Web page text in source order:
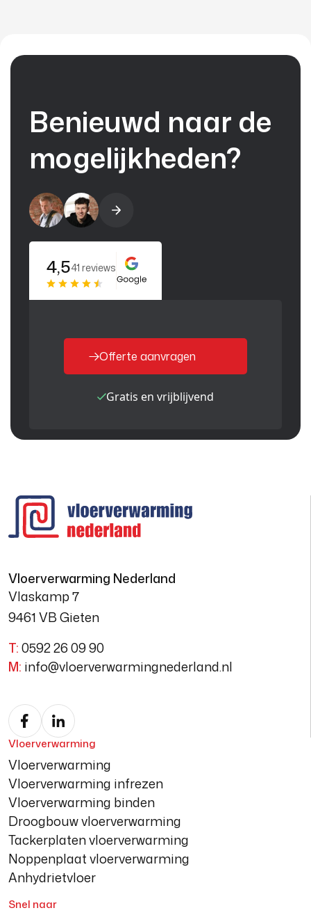
Benieuwd naar de
mogelijkheden?
4,541 reviews
Offerte aanvragen
Gratis en vrijblijvend
Vloerverwarming Nederland
Vlaskamp 7
9461 VB Gieten
T:0592 26 09 90
M: info@vloerverwarmingnederland.nl
Vloerverwarming
Vloerverwarming
Vloerverwarming infrezen
Vloerverwarming binden
Droogbouw vloerverwarming
Tackerplaten vloerverwarming
Noppenplaat vloerverwarming
Anhydrietvloer
Snel naar